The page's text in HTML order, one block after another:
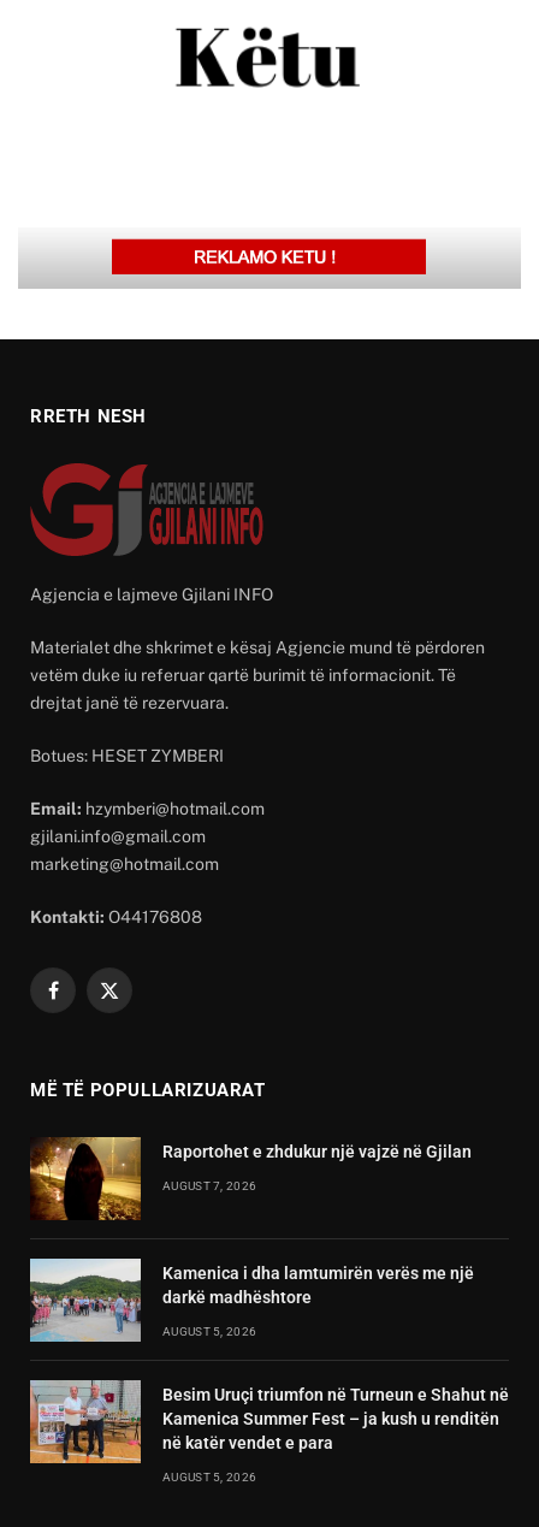
RRETH NESH
Agjencia e lajmeve Gjilani INFO
Materialet dhe shkrimet e kësaj Agjencie mund të përdoren
vetëm duke iu referuar qartë burimit të informacionit. Të
drejtat janë të rezervuara.
Botues: HESET ZYMBERI
Email: hzymberi@hotmail.com
gjilani.info@gmail.com
marketing@hotmail.com
Kontakti: O44176808
Facebook
X
MË TË POPULLARIZUARAT
Raportohet e zhdukur një vajzë në Gjilan
AUGUST 7, 2026
Kamenica i dha lamtumirën verës me një
darkë madhështore
AUGUST 5, 2026
Besim Uruçi triumfon në Turneun e Shahut në
Kamenica Summer Fest – ja kush u renditën
në katër vendet e para
AUGUST 5, 2026